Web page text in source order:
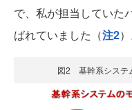
で、私が担当していた
ばれていました（注2）
図2 基幹系システ